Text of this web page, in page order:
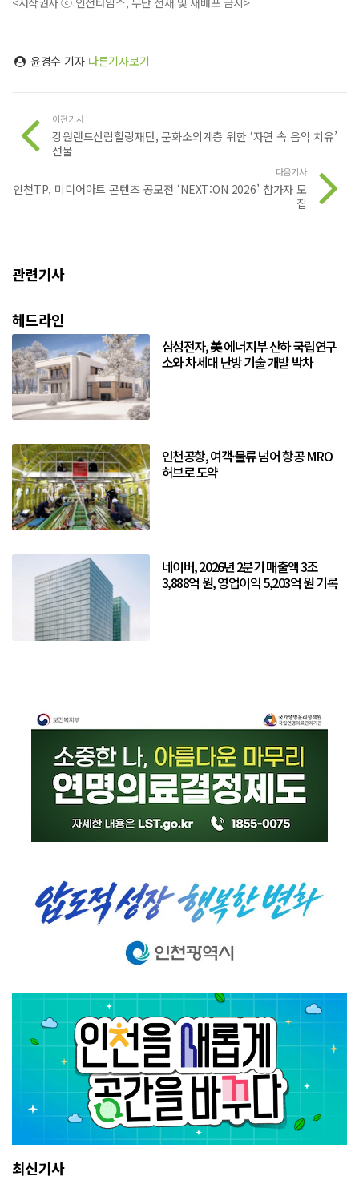
윤경수 기자 다른기사보기
이전기사
강원랜드산림힐링재단, 문화소외계층 위한 ‘자연 속 음악 치유’
선물
다음기사
인천TP, 미디어아트 콘텐츠 공모전 ‘NEXT:ON 2026’ 참가자 모
집
관련기사
헤드라인
삼성전자, 美 에너지부 산하 국립연구
소와 차세대 난방 기술 개발 박차
인천공항, 여객·물류 넘어 항공 MRO
허브로 도약
네이버, 2026년 2분기 매출액 3조
3,888억 원, 영업이익 5,203억 원 기록
최신기사